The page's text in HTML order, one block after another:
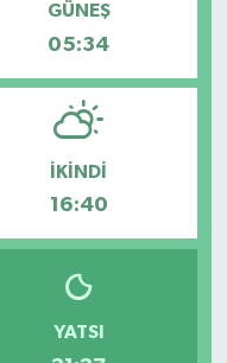
GÜNEŞ
05:34
İKINDI
16:40
YATSI